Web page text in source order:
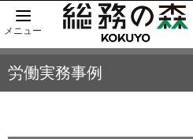
メニュー
労働実務事例